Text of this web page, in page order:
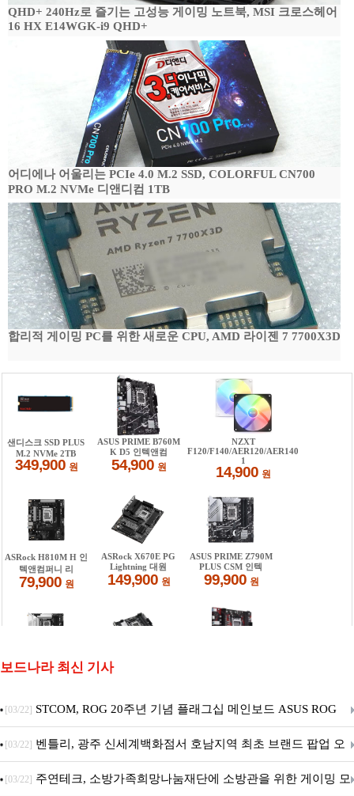
QHD+ 240Hz로 즐기는 고성능 게이밍 노트북, MSI 크로스헤어
16 HX E14WGK-i9 QHD+
어디에나 어울리는 PCIe 4.0 M.2 SSD, COLORFUL CN700
PRO M.2 NVMe 디앤디컴 1TB
합리적 게이밍 PC를 위한 새로운 CPU, AMD 라이젠 7 7700X3D
보드나라 최신 기사
[03/22] STCOM, ROG 20주년 기념 플래그십 메인보드 ASUS ROG
Crosshair X870E EDITION 20 국내 출시 예정
[03/22] 벤틀리, 광주 신세계백화점서 호남지역 최초 브랜드 팝업 오
픈
[03/22] 주연테크, 소방가족희망나눔재단에 소방관을 위한 게이밍 모